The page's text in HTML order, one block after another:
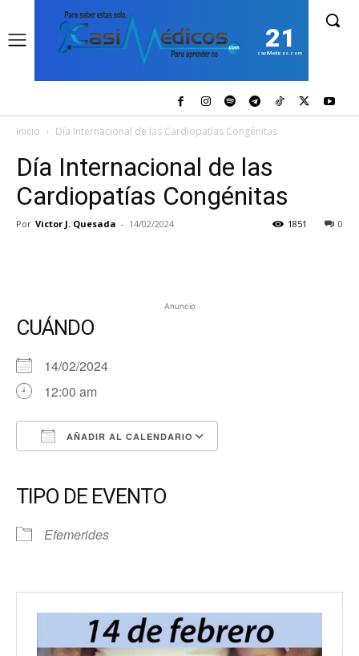
21
casiMedicos.com
Inicio Día Internacional de las Cardiopatías Congénitas
Día Internacional de las
Cardiopatías Congénitas
Por Victor J. Quesada - 14/02/2024 0
1851
Anuncio
CUÁNDO
14/02/2024
12:00 am
AÑADIR AL CALENDARIO
TIPO DE EVENTO
Efemerides